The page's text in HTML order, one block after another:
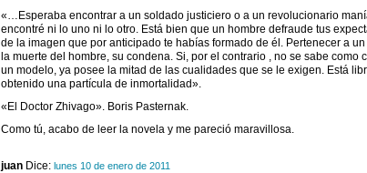
«…Esperaba encontrar a un soldado justiciero o a un revolucionario
encontré ni lo uno ni lo otro. Está bien que un hombre defraude tus
de la imagen que por anticipado te habías formado de él. Pertenecer a
la muerte del hombre, su condena. Si, por el contrario , no se sabe como
un modelo, ya posee la mitad de las cualidades que se le exigen. Está
obtenido una partícula de inmortalidad».
«El Doctor Zhivago». Boris Pasternak.
Como tú, acabo de leer la novela y me pareció maravillosa.
juan Dice: lunes 10 de enero de 2011